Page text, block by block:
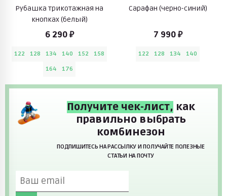
Рубашка трикотажная на
кнопках (белый)
6 290 ₽
122 128 134 140 152
158
164
176
Сарафан (черно-синий)
7 990 ₽
122 128 134 140
Получите чек-лист, как
правильно выбрать
комбинезон
ПОДПИШИТЕСЬ НА РАССЫЛКУ И ПОЛУЧАЙТЕ ПОЛЕЗНЫЕ
СТАТЬИ НА ПОЧТУ